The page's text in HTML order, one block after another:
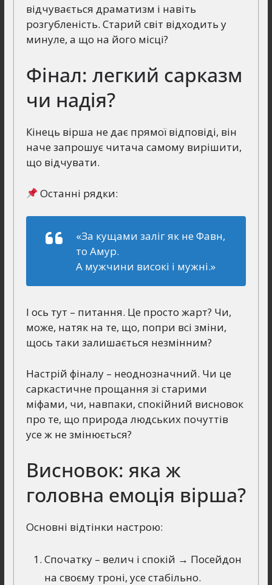
відчувається драматизм і навіть
розгубленість. Старий світ відходить у
минуле, а що на його місці?
Фінал: легкий сарказм
чи надія?
Кінець вірша не дає прямої відповіді, він
наче запрошує читача самому вирішити,
що відчувати.
Останні рядки:
«За кущами заліг як не Фавн,
то Амур.
А мужчини високі і мужні.»
І ось тут – питання. Це просто жарт? Чи,
може, натяк на те, що, попри всі зміни,
щось таки залишається незмінним?
Настрій фіналу – неоднозначний. Чи це
саркастичне прощання зі старими
міфами, чи, навпаки, спокійний висновок
про те, що природа людських почуттів
усе ж не змінюється?
Висновок: яка ж
головна емоція вірша?
Основні відтінки настрою:
Спочатку – велич і спокій → Посейдон
на своєму троні, усе стабільно.